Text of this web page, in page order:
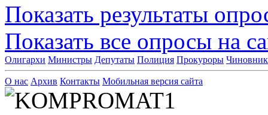
Показать результаты
Показать все опросы на
Олигархи Министры Депутаты Полиция Прокуроры
О нас Архив Контакты Мобильная версия сайта